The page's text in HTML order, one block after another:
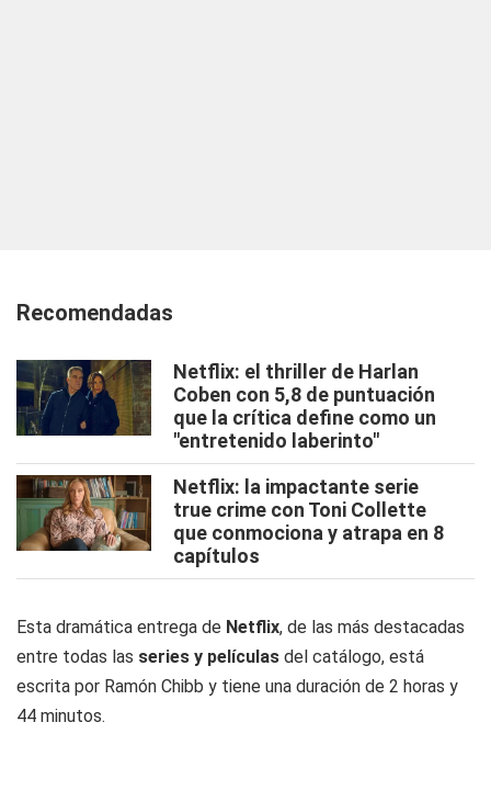
Recomendadas
Netflix: el thriller de Harlan
Coben con 5,8 de puntuación
que la crítica define como un
"entretenido laberinto"
Netflix: la impactante serie
true crime con Toni Collette
que conmociona y atrapa en 8
capítulos
Esta dramática entrega de Netflix, de las más destacadas
entre todas las series y películas del catálogo, está
escrita por Ramón Chibb y tiene una duración de 2 horas y
44 minutos.